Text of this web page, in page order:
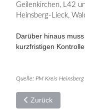
Geilenkirchen, L42
Heinsberg-Lieck,
Darüber hinaus
kurzfristigen
Quelle: PM Kreis Heinsberg
Vorheriger
Zurück